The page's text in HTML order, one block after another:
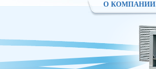
О КОМПАНИИ